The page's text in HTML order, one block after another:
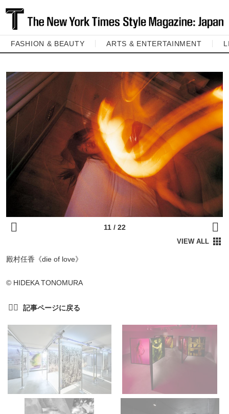
FASHION & BEAUTY ARTS & ENTERTAINMENT
殿村任香《die of love》
© HIDEKA TONOMURA